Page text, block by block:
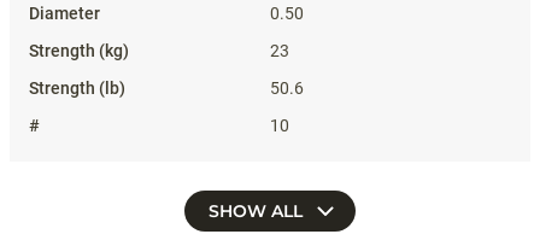
0.50
23
50.6
10
SHOW ALL